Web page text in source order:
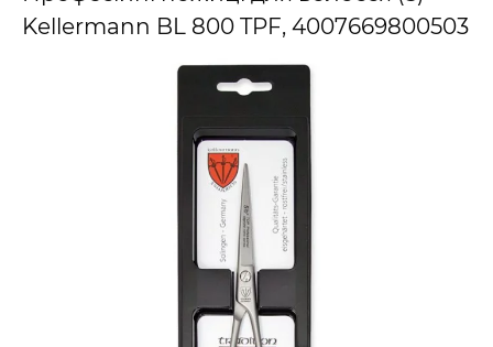
Kellermann BL 800 TPF, 4007669800503